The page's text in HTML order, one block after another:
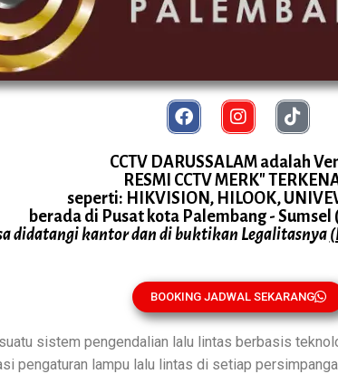
CCTV DARUSSALAM adalah
RESMI CCTV MERK"
seperti: HIKVISION, HILOOK,
berada di Pusat kota Palembang -
didatangi kantor dan di buktikan Legalitasnya
BOOKING JADWAL SEKARANG
sistem pengendalian lalu lintas berbasis
pengaturan lampu lalu lintas di setiap